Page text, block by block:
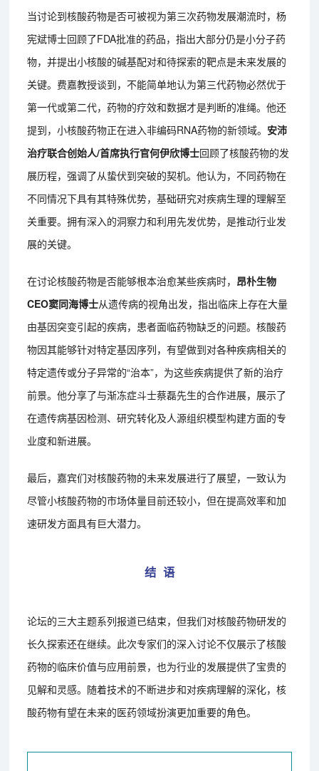
当讨论到核酸药物是否可被视为第三次药物发展潮流时，杨
宪斌博士回顾了FDA批准的药品，指出大部分仍是小分子药
物，并提出小核酸的碱基配对和待探索的靶点是未来发展的
关键。费嘉教授谈到，不能简单地认为第三代药物必然优于
第一代或第二代，药物的疗效和数据才是判断的准绳。他还
提到，小核酸药物正在进入非编码RNA药物的新领域。 安沛
治疗联合创始人/首席执行官何伊欣博士回顾了核酸药物的发
展历程，强调了从蛰伏到突破的契机。他认为，不同药物在
不同情况下具有其特殊优势，基础研究对疾病生理的理解至
关重要。拥有深入的洞察力和利用先发优势，是推动行业发
展的关键。
在讨论核酸药物是否能够根本治愈某些疾病时， 昂朴生物
CEO窦同海博士从遗传病的视角出发，指出临床上存在大量
由基因突变引起的疾病，患者面临药物缺乏的问题。核酸药
物因其能够针对特定基因序列，有望做到对各种疾病相关的
特定遗传或分子异常的“治本”，为这些疾病提供了新的治疗
前景。他分享了与渐冻症斗士蔡磊先生的合作进展，展示了
在遗传病基因检测、研究转化及人源组织模型构建方面的专
业度和新进展。
最后，嘉宾们对核酸药物的未来发展进行了展望，一致认为
尽管小核酸药物的市场体量目前还较小，但在提高效率和加
速研发方面具有巨大潜力。
结 语
论坛的三大主题系列报道已结束，但我们对核酸药物研发的
长久探索还在继续。此次专家们的深入讨论不仅展示了核酸
药物的临床价值与应用前景，也为行业的发展提供了宝贵的
见解和灵感。随着技术的不断进步和对疾病理解的深化，核
酸药物有望在未来的医药领域扮演更加重要的角色。